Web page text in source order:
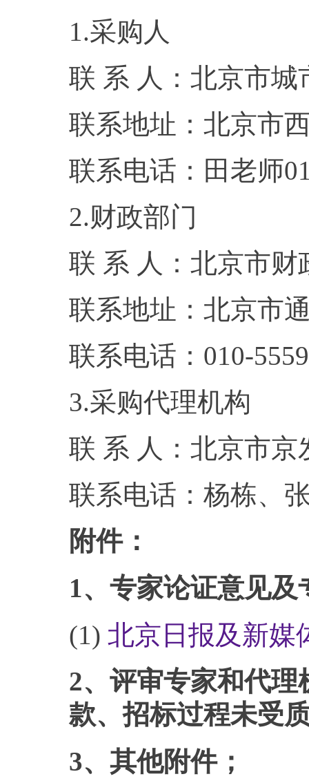
1.采购人
联 系 人：北京市城
联系地址：北京市
联系电话：田老师
2.财政部门
联 系 人：北京市财
联系地址：北京市
联系电话：010-
3.采购代理机构
联 系 人：北京市京
联系电话：杨栋、
附件：
1、专家论证意见
(1) 北京日报及新媒
2、评审专家和代
款、招标过程未受
3、其他附件；